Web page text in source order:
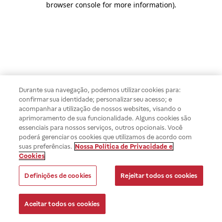
browser console for more information).
Durante sua navegação, podemos utilizar cookies para:
confirmar sua identidade; personalizar seu acesso; e
acompanhar a utilização de nossos websites, visando o
aprimoramento de sua funcionalidade. Alguns cookies são
essenciais para nossos serviços, outros opcionais. Você
poderá gerenciar os cookies que utilizamos de acordo com
suas preferências. Nossa Política de Privacidade e
Cookies
Definições de cookies Rejeitar todos os cookies
Aceitar todos os cookies